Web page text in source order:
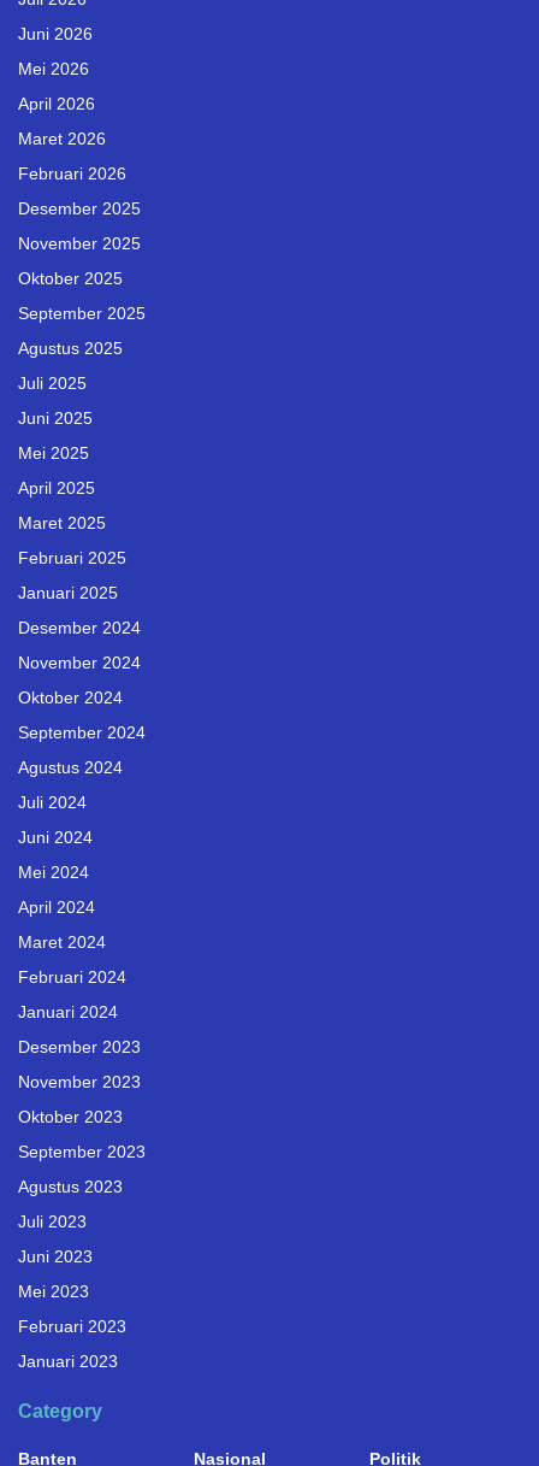
Juni 2026
Mei 2026
April 2026
Maret 2026
Februari 2026
Desember 2025
November 2025
Oktober 2025
September 2025
Agustus 2025
Juli 2025
Juni 2025
Mei 2025
April 2025
Maret 2025
Februari 2025
Januari 2025
Desember 2024
November 2024
Oktober 2024
September 2024
Agustus 2024
Juli 2024
Juni 2024
Mei 2024
April 2024
Maret 2024
Februari 2024
Januari 2024
Desember 2023
November 2023
Oktober 2023
September 2023
Agustus 2023
Juli 2023
Juni 2023
Mei 2023
Februari 2023
Januari 2023
Category
Banten Nasional Politik